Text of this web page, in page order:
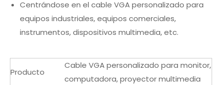
Centrándose en el cable VGA personalizado para
equipos industriales, equipos comerciales,
instrumentos, dispositivos multimedia, etc.
Producto
Cable VGA personalizado para monitor,
computadora, proyector multimedia